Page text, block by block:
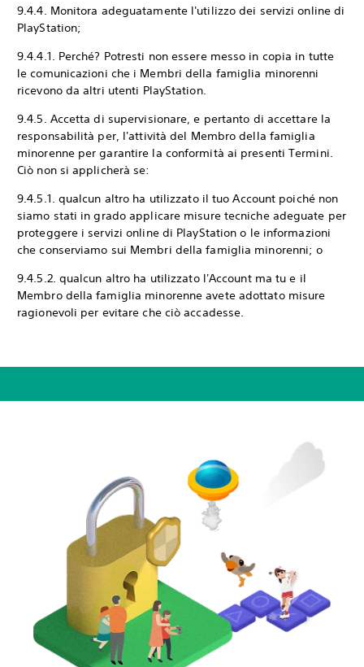
9.4.4. Monitora adeguatamente l'utilizzo dei servizi online di
PlayStation;
9.4.4.1. Perché? Potresti non essere messo in copia in tutte
le comunicazioni che i Membri della famiglia minorenni
ricevono da altri utenti PlayStation.
9.4.5. Accetta di supervisionare, e pertanto di accettare la
responsabilità per, l'attività del Membro della famiglia
minorenne per garantire la conformità ai presenti Termini.
Ciò non si applicherà se:
9.4.5.1. qualcun altro ha utilizzato il tuo Account poiché non
siamo stati in grado applicare misure tecniche adeguate per
proteggere i servizi online di PlayStation o le informazioni
che conserviamo sui Membri della famiglia minorenni; o
9.4.5.2. qualcun altro ha utilizzato l'Account ma tu e il
Membro della famiglia minorenne avete adottato misure
ragionevoli per evitare che ciò accadesse.